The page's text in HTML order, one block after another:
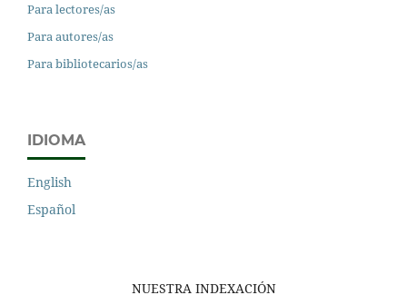
Para lectores/as
Para autores/as
Para bibliotecarios/as
IDIOMA
English
Español
NUESTRA INDEXACIÓN